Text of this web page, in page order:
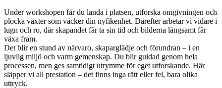
Under workshopen får du landa i platsen, utforska omgivningen och
plocka växter som väcker din nyfikenhet. Därefter arbetar vi vidare i
lugn och ro, där skapandet får ta sin tid och bilderna långsamt får
växa fram.
Det blir en stund av närvaro, skaparglädje och förundran – i en
ljuvlig miljö och varm gemenskap. Du blir guidad genom hela
processen, men ges samtidigt utrymme för eget utforskande. Här
släpper vi all prestation – det finns inga rätt eller fel, bara olika
uttryck.